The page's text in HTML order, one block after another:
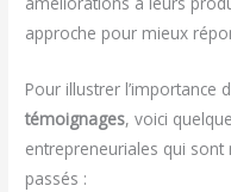
approche pour mieux
Pour illustrer l’importance
témoignages, voici
entrepreneuriales qui sont
passés :